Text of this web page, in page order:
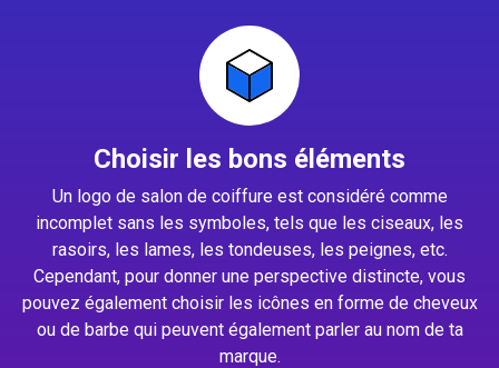
Choisir les bons éléments
Un logo de salon de coiffure est considéré comme
incomplet sans les symboles, tels que les ciseaux, les
rasoirs, les lames, les tondeuses, les peignes, etc.
Cependant, pour donner une perspective distincte, vous
pouvez également choisir les icônes en forme de cheveux
ou de barbe qui peuvent également parler au nom de ta
marque.